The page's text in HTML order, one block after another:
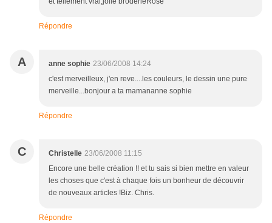
Répondre
A anne sophie 23/06/2008 14:24
c'est merveilleux, j'en reve....les couleurs, le dessin une pure
merveille...bonjour a ta mamananne sophie
Répondre
C Christelle 23/06/2008 11:15
Encore une belle création !! et tu sais si bien mettre en valeur
les choses que c'est à chaque fois un bonheur de découvrir
de nouveaux articles !Biz. Chris.
Répondre